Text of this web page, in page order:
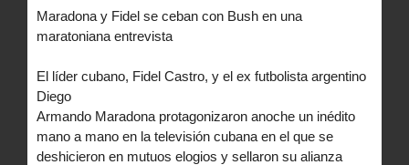
Maradona y Fidel se ceban con Bush en una
maratoniana entrevista
El líder cubano, Fidel Castro, y el ex futbolista argentino
Diego
Armando Maradona protagonizaron anoche un inédito
mano a mano en la televisión cubana en el que se
deshicieron en mutuos elogios y sellaron su alianza